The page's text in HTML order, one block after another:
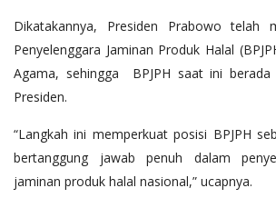
Dikatakannya, Presiden Prabowo telah
Penyelenggara Jaminan Produk Halal
Agama, sehingga BPJPH saat ini berada
Presiden.
“Langkah ini memperkuat posisi BPJPH
bertanggung jawab penuh dalam
jaminan produk halal nasional,” ucapnya.